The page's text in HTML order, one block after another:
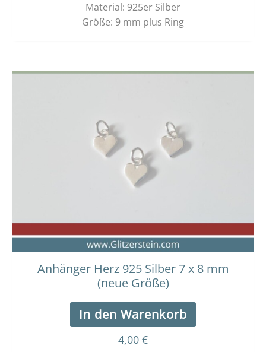
Material: 925er Silber
Größe: 9 mm plus Ring
Anhänger Herz 925 Silber 7 x 8 mm
(neue Größe)
In den Warenkorb
4,00 €